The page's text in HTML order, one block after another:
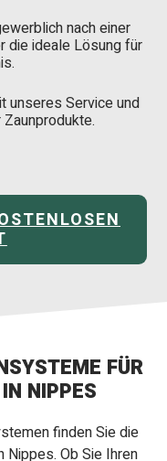
nach einer
die ideale Lösung für
unseres Service und
FÜR
NIPPES
finden Sie die
Ob Sie Ihren